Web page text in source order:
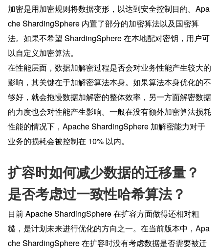
加密是用加密规则将数据变形，以达到安全控制目的。Apa
che ShardingSphere 内置了部分的加密算法以及国密算
法。如果不希望 ShardingSphere 在本地配对密钥，用户可
以自定义加密算法。
在性能层面，数据加解密过程是否会对业务性能产生较大的
影响，其关键在于加解密算法本身。如果算法本身优化的不
够好，就会拖慢数据加解密的整体效率，另一方面解密数据
的力度也会对性能产生影响。一般在没有额外加密算法损耗
性能的情况下，Apache ShardingSphere 加解密能力对于
业务的损耗会被控制在 10% 以内。
扩容时如何减少数据的迁移量？
是否考虑过一致性哈希算法？
目前 Apache ShardingSphere 在扩容方面做得还相对粗
糙，是计划未来进行优化的方向之一。在当前版本中，Apa
che ShardingSphere 在扩容时没有考虑数据是否需要被迁